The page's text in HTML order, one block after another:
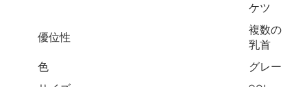
ケツ
優位性
複数の
乳首
色
グレー